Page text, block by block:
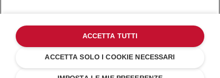
Uniti e altrove.
Gestisci cookies
Informativa sulla privacy
Informativa sui cookie
In altri paesi
ACCETTA SOLO I COOKIE NECESSARI
ACCETTA TUTTI